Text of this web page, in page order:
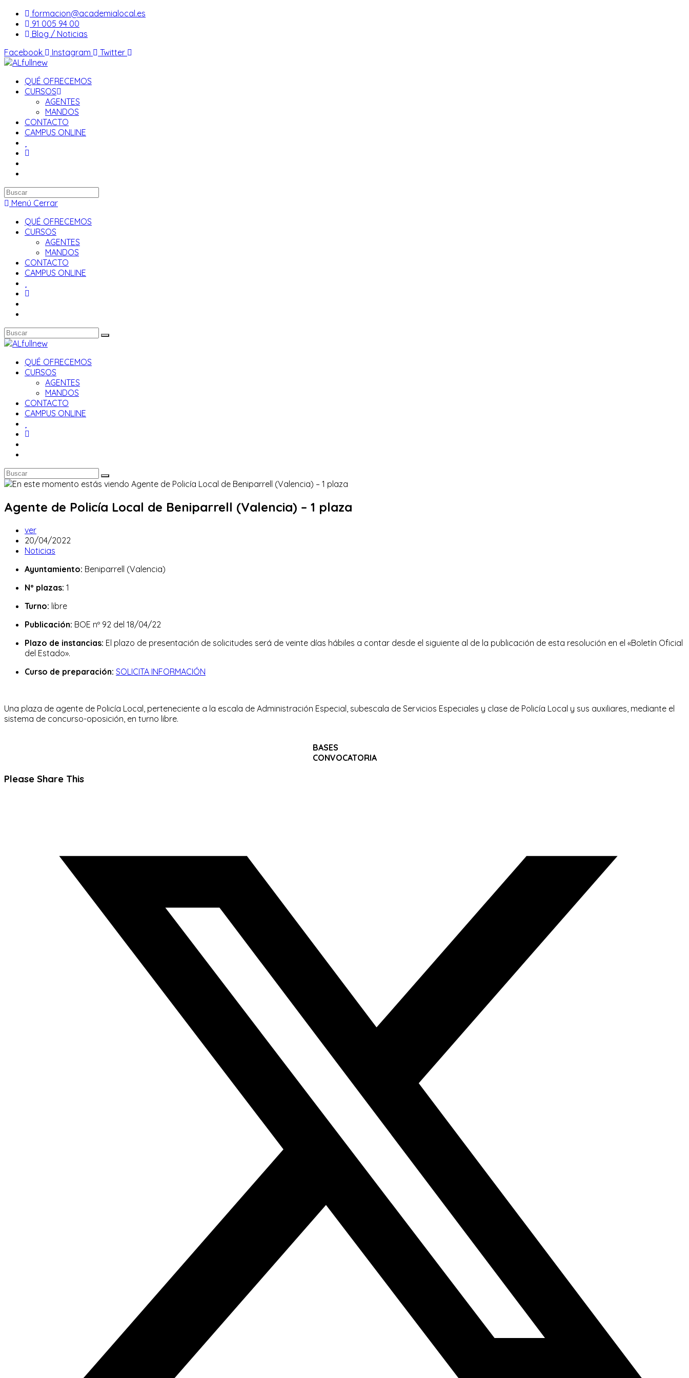
Saltar
contenido
formacion@academialocal.es
91 005 94 00
Blog / Noticias
Facebook
Instagram Twitter
QUÉ OFRECEMOS
CURSOS
AGENTES
MANDOS
CONTACTO
CAMPUS ONLINE
Buscar
en
web
Menú Cerrar
QUÉ OFRECEMOS
CURSOS
AGENTES
MANDOS
CONTACTO
CAMPUS ONLINE
QUÉ OFRECEMOS
CURSOS
AGENTES
MANDOS
CONTACTO
CAMPUS ONLINE
Agente de Policía Local de Beniparrell (Valencia) – 1 plaza
Autor
de
la
ver
Publicación
de
entrada:
20/04/2022
Categoría
la
Noticias
Ayuntamiento: Beniparrell (Valencia)
Nº plazas: 1
Turno: libre
Publicación: BOE nº 92 del 18/04/22
Plazo de instancias: El plazo de presentación de solicitudes será de veinte días hábiles a contar desde el siguiente al de la publicación de esta resolución en el «Boletín Oficial
del Estado».
Curso de preparación: SOLICITA INFORMACIÓN
Una plaza de agente de Policía Local, perteneciente a la escala de Administración Especial, subescala de Servicios Especiales y clase de Policía Local y sus auxiliares, mediante el
sistema de concurso-oposición, en turno libre.
BASES
CONVOCATORIA
Please Share ThisCompartir